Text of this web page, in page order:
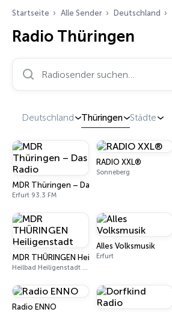
Startseite Alle Sender Deutschland
Radio Thüringen
Radiosender suchen…
Deutschland Thüringen Städte
MDR Thüringen – Das Radio
Erfurt 93.3 FM
RADIO XXL®
Sonneberg
MDR THÜRINGEN Heiligenstadt
Heilbad Heiligenstadt 93.6 FM
Alles Volksmusik
Erfurt
Radio ENNO